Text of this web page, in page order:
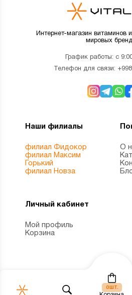
0шт.
Интернет-магазин витаминов
мировых
График работы: с
Телефон для связи:
Наши филиалы
филиал Фидокор
филиал Максим
Горький
филиал Новза
О
Личный кабинет
Мой профиль
Корзина